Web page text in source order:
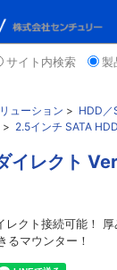
サイト内検索 製
ューション > HDD／
> 2.5インチ SATA
イレクト
レクト接続可能！
るマウンター！